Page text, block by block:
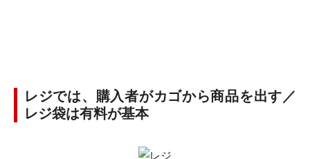
レジでは、購入者がカゴから商品を出す／
レジ袋は有料が基本